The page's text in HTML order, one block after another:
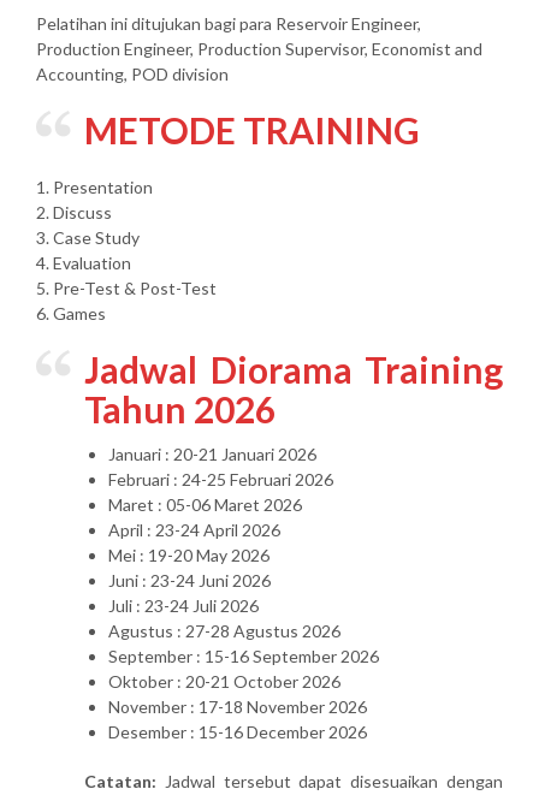
Pelatihan ini ditujukan bagi para Reservoir Engineer,
Production Engineer, Production Supervisor, Economist and
Accounting, POD division
METODE TRAINING
1. Presentation
2. Discuss
3. Case Study
4. Evaluation
5. Pre-Test & Post-Test
6. Games
Jadwal Diorama Training
Tahun 2026
Januari : 20-21 Januari 2026
Februari : 24-25 Februari 2026
Maret : 05-06 Maret 2026
April : 23-24 April 2026
Mei : 19-20 May 2026
Juni : 23-24 Juni 2026
Juli : 23-24 Juli 2026
Agustus : 27-28 Agustus 2026
September : 15-16 September 2026
Oktober : 20-21 October 2026
November : 17-18 November 2026
Desember : 15-16 December 2026
Catatan: Jadwal tersebut dapat disesuaikan dengan